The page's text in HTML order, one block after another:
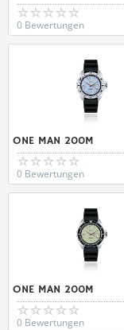
0 Bewertungen
ONE MAN 200M
0 Bewertungen
ONE MAN 200M
0 Bewertungen